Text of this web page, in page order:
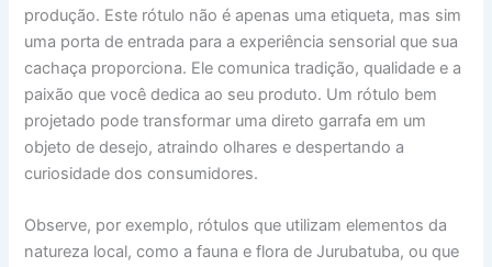
produção. Este rótulo não é apenas uma etiqueta, mas sim
uma porta de entrada para a experiência sensorial que sua
cachaça proporciona. Ele comunica tradição, qualidade e a
paixão que você dedica ao seu produto. Um rótulo bem
projetado pode transformar uma direto garrafa em um
objeto de desejo, atraindo olhares e despertando a
curiosidade dos consumidores.
Observe, por exemplo, rótulos que utilizam elementos da
natureza local, como a fauna e flora de Jurubatuba, ou que